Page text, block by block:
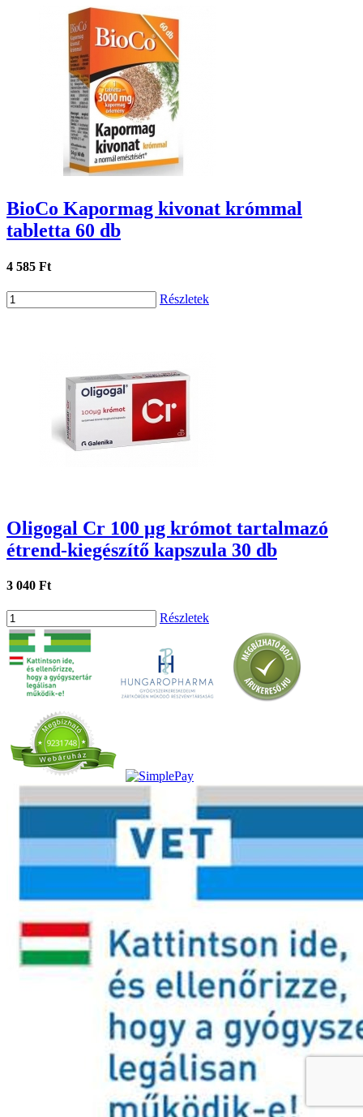
BioCo Kapormag kivonat krómmal
tabletta 60 db
4 585 Ft
Részletek
Oligogal Cr 100 μg krómot tartalmazó
étrend-kiegészítő kapszula 30 db
3 040 Ft
Részletek